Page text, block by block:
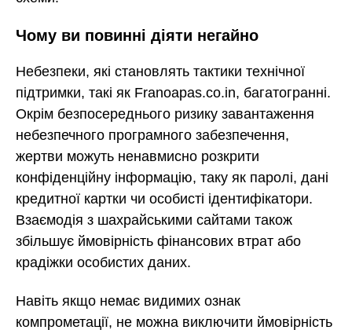
Чому ви повинні діяти негайно
Небезпеки, які становлять тактики технічної
підтримки, такі як Franoapas.co.in, багатогранні.
Окрім безпосереднього ризику завантаження
небезпечного програмного забезпечення,
жертви можуть ненавмисно розкрити
конфіденційну інформацію, таку як паролі, дані
кредитної картки чи особисті ідентифікатори.
Взаємодія з шахрайськими сайтами також
збільшує ймовірність фінансових втрат або
крадіжки особистих даних.
Навіть якщо немає видимих ознак
компрометації, не можна виключити ймовірність